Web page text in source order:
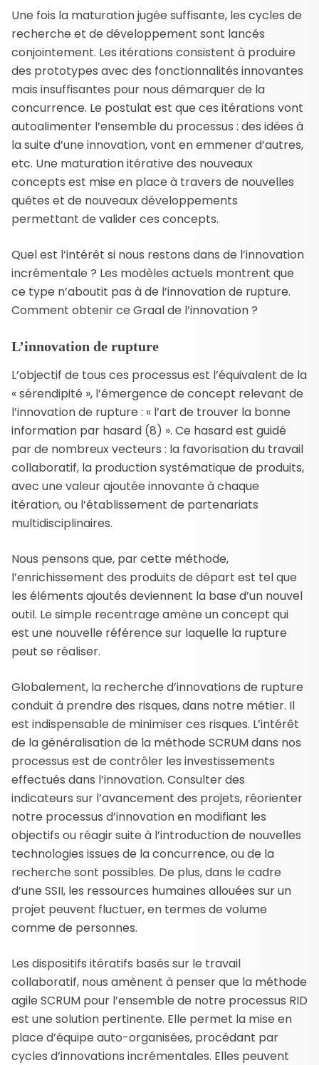
Une fois la maturation jugée suffisante, les cycles de
recherche et de développement sont lancés
conjointement. Les itérations consistent à produire
des prototypes avec des fonctionnalités innovantes
mais insuffisantes pour nous démarquer de la
concurrence. Le postulat est que ces itérations vont
autoalimenter l’ensemble du processus : des idées à
la suite d’une innovation, vont en emmener d’autres,
etc. Une maturation itérative des nouveaux
concepts est mise en place à travers de nouvelles
quêtes et de nouveaux développements
permettant de valider ces concepts.
Quel est l’intérêt si nous restons dans de l’innovation
incrémentale ? Les modèles actuels montrent que
ce type n’aboutit pas à de l’innovation de rupture.
Comment obtenir ce Graal de l’innovation ?
L’innovation de rupture
L’objectif de tous ces processus est l’équivalent de la
« sérendipité », l’émergence de concept relevant de
l’innovation de rupture : « l’art de trouver la bonne
information par hasard (8) ». Ce hasard est guidé
par de nombreux vecteurs : la favorisation du travail
collaboratif, la production systématique de produits,
avec une valeur ajoutée innovante à chaque
itération, ou l’établissement de partenariats
multidisciplinaires.
Nous pensons que, par cette méthode,
l’enrichissement des produits de départ est tel que
les éléments ajoutés deviennent la base d’un nouvel
outil. Le simple recentrage amène un concept qui
est une nouvelle référence sur laquelle la rupture
peut se réaliser.
Globalement, la recherche d’innovations de rupture
conduit à prendre des risques, dans notre métier. Il
est indispensable de minimiser ces risques. L’intérêt
de la généralisation de la méthode SCRUM dans nos
processus est de contrôler les investissements
effectués dans l’innovation. Consulter des
indicateurs sur l’avancement des projets, réorienter
notre processus d’innovation en modifiant les
objectifs ou réagir suite à l’introduction de nouvelles
technologies issues de la concurrence, ou de la
recherche sont possibles. De plus, dans le cadre
d’une SSII, les ressources humaines allouées sur un
projet peuvent fluctuer, en termes de volume
comme de personnes.
Les dispositifs itératifs basés sur le travail
collaboratif, nous amènent à penser que la méthode
agile SCRUM pour l’ensemble de notre processus RID
est une solution pertinente. Elle permet la mise en
place d’équipe auto-organisées, procédant par
cycles d’innovations incrémentales. Elles peuvent